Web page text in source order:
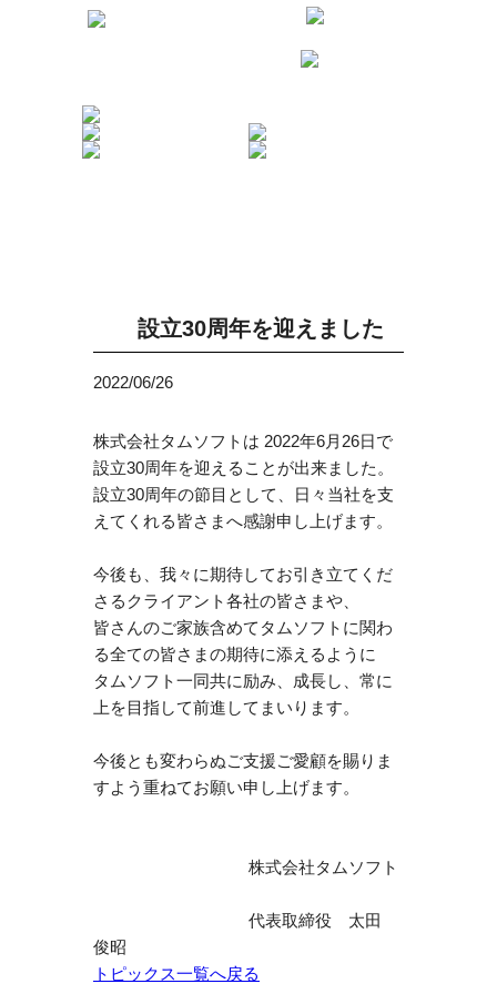
設立30周年を迎えました
2022/06/26
株式会社タムソフトは 2022年6月26日で
設立30周年を迎えることが出来ました。
設立30周年の節目として、日々当社を支
えてくれる皆さまへ感謝申し上げます。
今後も、我々に期待してお引き立てくだ
さるクライアント各社の皆さまや、
皆さんのご家族含めてタムソフトに関わ
る全ての皆さまの期待に添えるように
タムソフト一同共に励み、成長し、常に
上を目指して前進してまいります。
今後とも変わらぬご支援ご愛顧を賜りま
すよう重ねてお願い申し上げます。
株式会社タムソフト
代表取締役 太田
俊昭
トピックス一覧へ戻る